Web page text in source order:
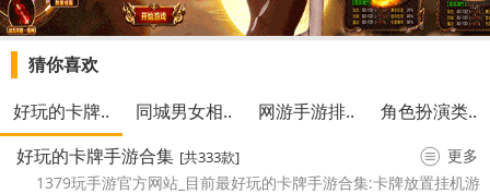
猜你喜欢
好玩的卡牌..
同城男女相.. 网游手游排..
角色扮演类..
好玩的卡牌手游合集 [共333款]
更多
1379玩手游官方网站_目前最好玩的卡牌手游合集:卡牌放置挂机游